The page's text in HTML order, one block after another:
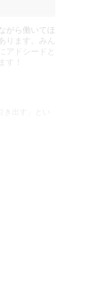
がら働いてほ
ります。みん
アドシードと
す！
出す」とい
＝＝＝＝＝